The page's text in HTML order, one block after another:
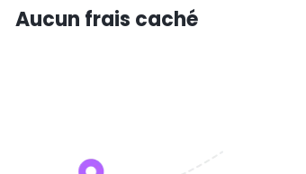
Aucun frais caché